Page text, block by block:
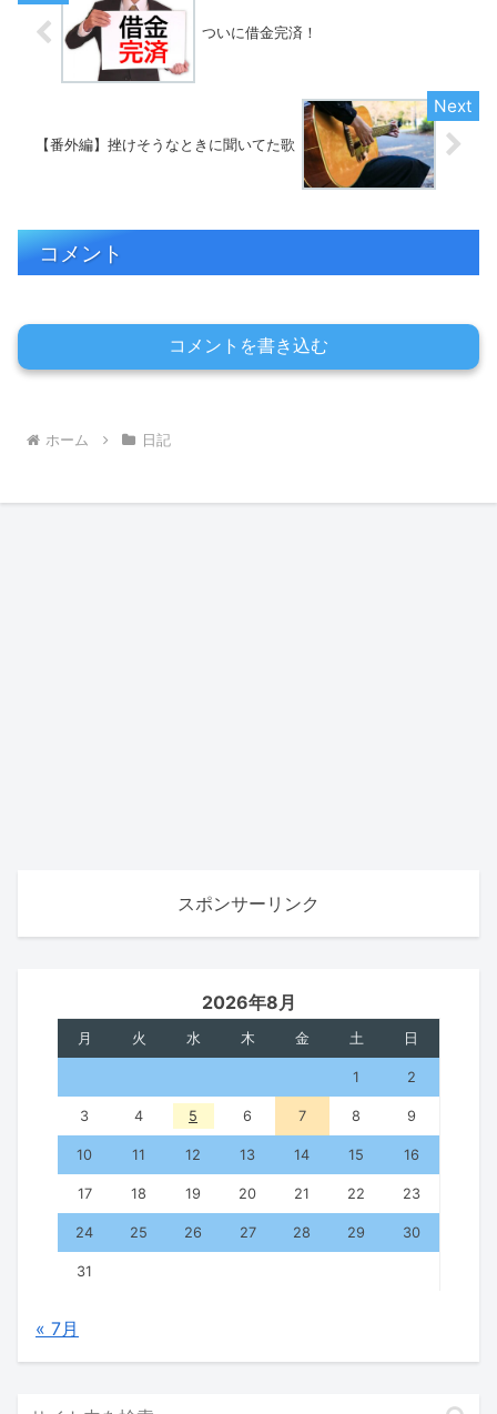
ついに借金完済！
【番外編】挫けそうなときに聞いてた歌
コメント
コメントを書き込む
ホーム 日記
スポンサーリンク
2026年8月
月 火 水 木 金 土 日
1 2
3 4 5 6 7 8 9
10 11 12 13 14 15 16
17 18 19 20 21 22 23
24 25 26 27 28 29 30
31
« 7月